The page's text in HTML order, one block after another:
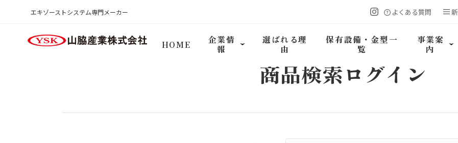
エキゾーストシステム専門メーカー よくある質問
HOME 企業情
報
選ばれる理
由
保有設備・金型一
覧
事業案
内
HOME 商品検索ログイン
商品検索ログイン